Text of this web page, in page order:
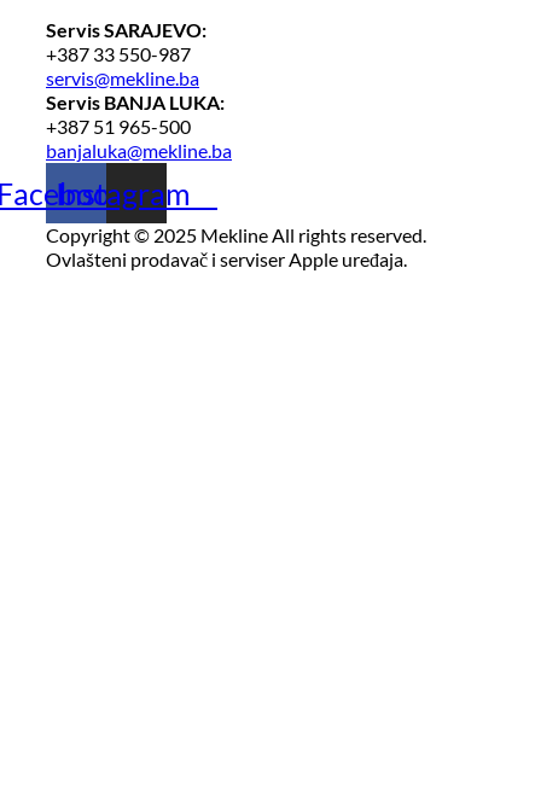
Servis SARAJEVO:
+387 33 550-987
servis@mekline.ba
Servis BANJA LUKA:
+387 51 965-500
banjaluka@mekline.ba
Instagram
Copyright © 2025 Mekline All rights reserved.
Ovlašteni prodavač i serviser Apple uređaja.